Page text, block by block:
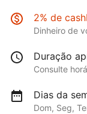
2% de
Dinheiro de
Duração
Consulte
Dias da
Dom, Seg,